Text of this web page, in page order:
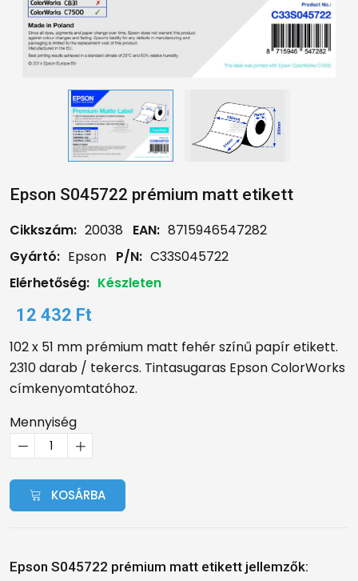
Epson S045722 prémium matt etikett
Cikkszám: 20038 EAN: 8715946547282
Gyártó: Epson P/N: C33S045722
Elérhetőség: Készleten
12 432 Ft
102 x 51 mm prémium matt fehér színű papír etikett.
2310 darab / tekercs. Tintasugaras Epson ColorWorks
címkenyomtatóhoz.
Mennyiség
KOSÁRBA
Epson S045722 prémium matt etikett jellemzők: